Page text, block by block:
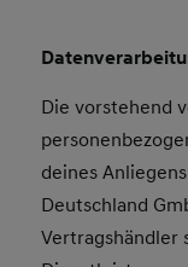
Die vorstehend
deines
Deutschland
Vertragshändler